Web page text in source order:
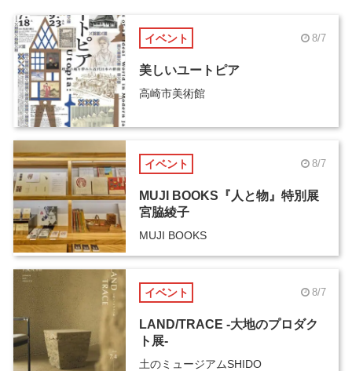
イベント 8/7
美しいユートピア
高崎市美術館
イベント 8/7
MUJI BOOKS『人と物』特別展
宮脇綾子
MUJI BOOKS
イベント 8/7
LAND/TRACE -大地のプロダク
ト展-
土のミュージアムSHIDO